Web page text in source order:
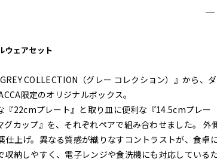
ウェアセット
COLLECTION（グレー コレクション）』から、
限定のオリジナルボックス。
『22cmプレート』と取り皿に便利な『14.5cmプレー
カップ』を、それぞれペアで組み合わせました。 外
上げ。異なる質感が織りなすコントラストが、食卓
納しやすく、電子レンジや食洗機にも対応している